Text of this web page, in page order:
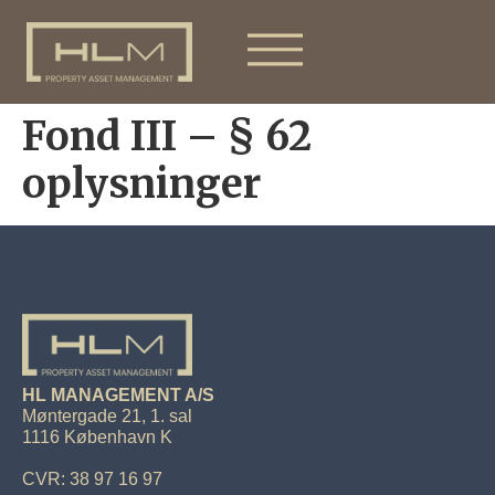
Fond III – § 62
oplysninger
HL MANAGEMENT A/S
Møntergade 21, 1. sal
1116 København K
CVR: 38 97 16 97